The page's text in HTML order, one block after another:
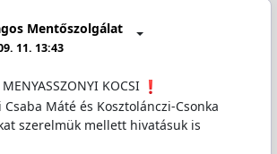
Mentőszolgálat
11. 13:43
MENYASSZONYI KOCSI
Máté és Kosztolánczi-Csonka
szerelmük mellett hivatásuk is